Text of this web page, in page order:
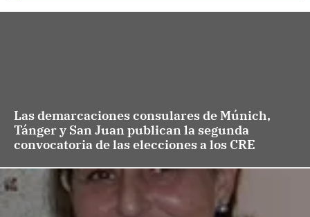
Las demarcaciones consulares de Múnich,
Tánger y San Juan publican la segunda
convocatoria de las elecciones a los CRE